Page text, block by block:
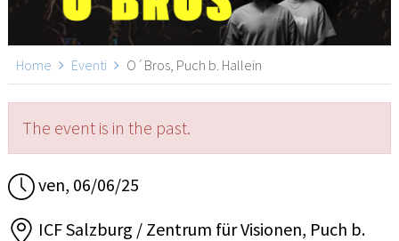
Home Eventi O´Bros, Puch b. Hallein
The event is in the past.
ven, 06/06/25
ICF Salzburg / Zentrum für Visionen, Puch b.